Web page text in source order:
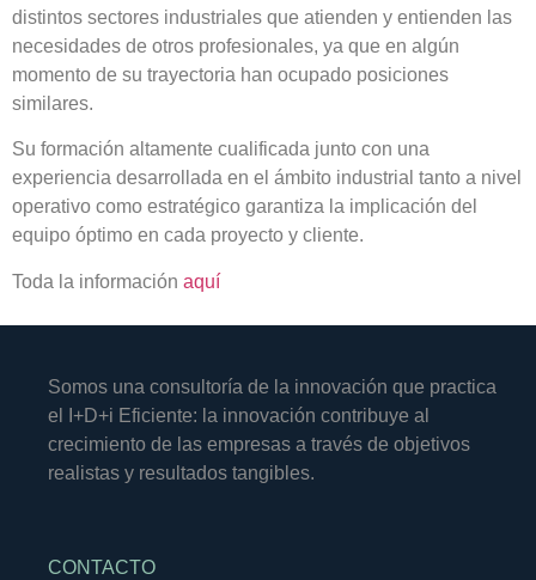
distintos sectores industriales que atienden y entienden las
necesidades de otros profesionales, ya que en algún
momento de su trayectoria han ocupado posiciones
similares.
Su formación altamente cualificada junto con una
experiencia desarrollada en el ámbito industrial tanto a nivel
operativo como estratégico garantiza la implicación del
equipo óptimo en cada proyecto y cliente.
Toda la información aquí
Somos una consultoría de la innovación que practica
el I+D+i Eficiente: la innovación contribuye al
crecimiento de las empresas a través de objetivos
realistas y resultados tangibles.
CONTACTO